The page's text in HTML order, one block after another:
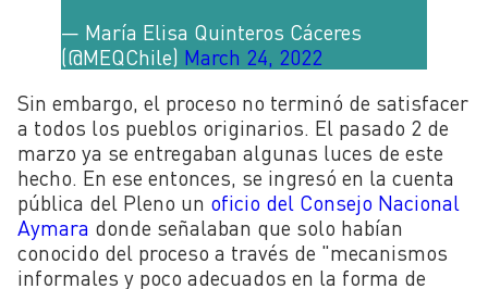
— María Elisa Quinteros Cáceres
(@MEQChile) March 24, 2022
Sin embargo, el proceso no terminó de satisfacer
a todos los pueblos originarios. El pasado 2 de
marzo ya se entregaban algunas luces de este
hecho. En ese entonces, se ingresó en la cuenta
pública del Pleno un oficio del Consejo Nacional
Aymara donde señalaban que solo habían
conocido del proceso a través de "mecanismos
informales y poco adecuados en la forma de